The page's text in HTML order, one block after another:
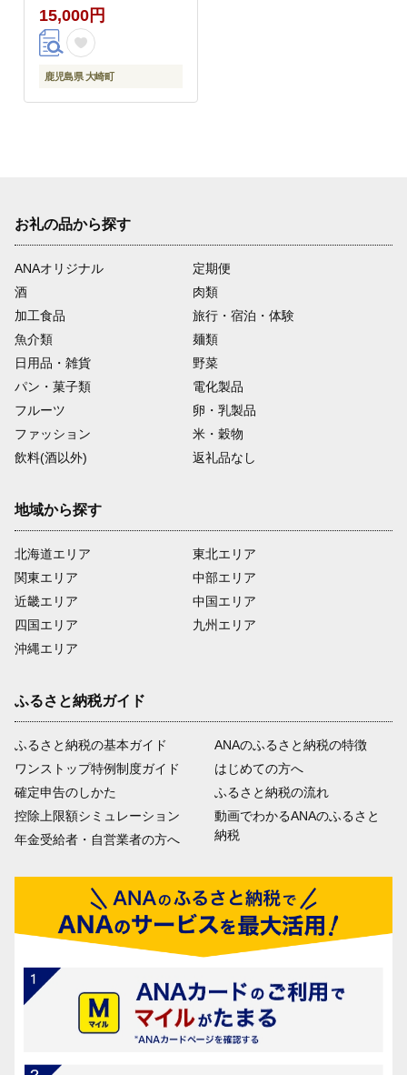
15,000円
鹿児島県 大崎町
お礼の品から探す
ANAオリジナル
定期便
酒
肉類
加工食品
旅行・宿泊・体験
魚介類
麺類
日用品・雑貨
野菜
パン・菓子類
電化製品
フルーツ
卵・乳製品
ファッション
米・穀物
飲料(酒以外)
返礼品なし
地域から探す
北海道エリア
関東エリア
近畿エリア
四国エリア
沖縄エリア
東北エリア
中部エリア
中国エリア
九州エリア
ふるさと納税ガイド
ふるさと納税の基本ガイド
ワンストップ特例制度ガイド
確定申告のしかた
控除上限額シミュレーション
年金受給者・自営業者の方へ
ANAのふるさと納税の特徴
はじめての方へ
ふるさと納税の流れ
動画でわかるANAのふるさと
納税